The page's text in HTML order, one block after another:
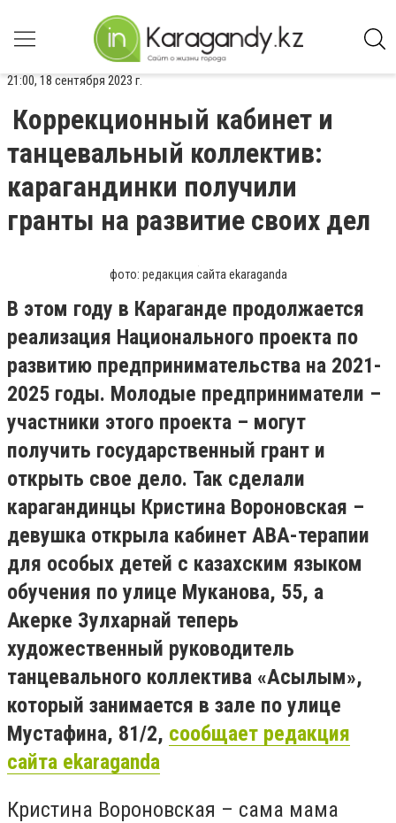
21:00, 18 сентября 2023 г.
Коррекционный кабинет и
танцевальный коллектив:
карагандинки получили
гранты на развитие своих дел
фото: редакция сайта ekaraganda
В этом году в Караганде продолжается
реализация Национального проекта по
развитию предпринимательства на 2021-
2025 годы. Молодые предприниматели –
участники этого проекта – могут
получить государственный грант и
открыть свое дело. Так сделали
карагандинцы Кристина Вороновская –
девушка открыла кабинет ABA-терапии
для особых детей с казахским языком
обучения по улице Муканова, 55, а
Акерке Зулхарнай теперь
художественный руководитель
танцевального коллектива «Асылым»,
который занимается в зале по улице
Мустафина, 81/2, сообщает редакция
сайта ekaraganda
Кристина Вороновская – сама мама